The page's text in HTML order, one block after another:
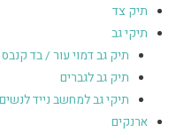
תיק צד
תיקי גב
תיק גב דמוי עור / בד קנבס
תיק גב לגברים
תיקי גב למחשב נייד לנשים
ארנקים